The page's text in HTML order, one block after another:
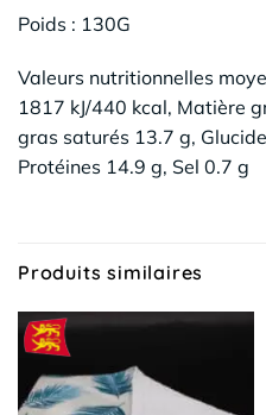
Poids : 130G
Valeurs nutritionnelles
1817 kJ/440 kcal, Matière
gras saturés 13.7 g,
Protéines 14.9 g, Sel 0.7 g
Produits similaires